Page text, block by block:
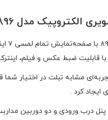
الکتروپیک مدل 896
و امنیت بالا هستید، ۸۹۶ گزینه‌ای حرفه‌ای برای
تا دو پنل درب ورودی و دو دوربین